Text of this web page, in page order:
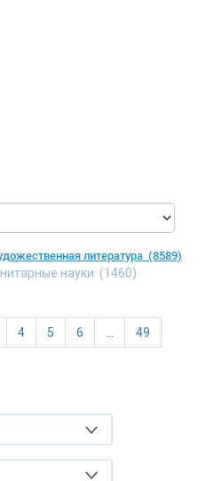
литература (8589)
науки (1460)
4 5 6 … 49